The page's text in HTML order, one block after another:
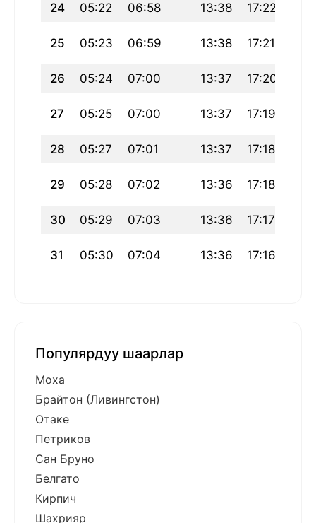
24 05:22 06:58 13:38 17:22
25 05:23 06:59 13:38 17:21
26 05:24 07:00 13:37 17:20
27 05:25 07:00 13:37 17:19
28 05:27 07:01 13:37 17:18
29 05:28 07:02 13:36 17:18
30 05:29 07:03 13:36 17:17
31 05:30 07:04 13:36 17:16
Популярдуу шаарлар
Моха
Брайтон (Ливингстон)
Отаке
Петриков
Сан Бруно
Белгато
Кирпич
Шахрияр